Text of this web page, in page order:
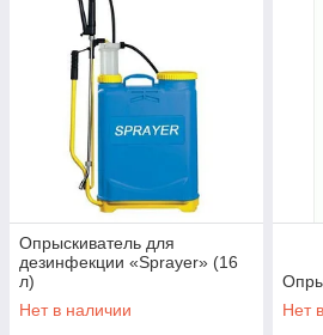
Опрыскиватель для
дезинфекции «Sprayer» (16
л)
Нет в наличии
Нет